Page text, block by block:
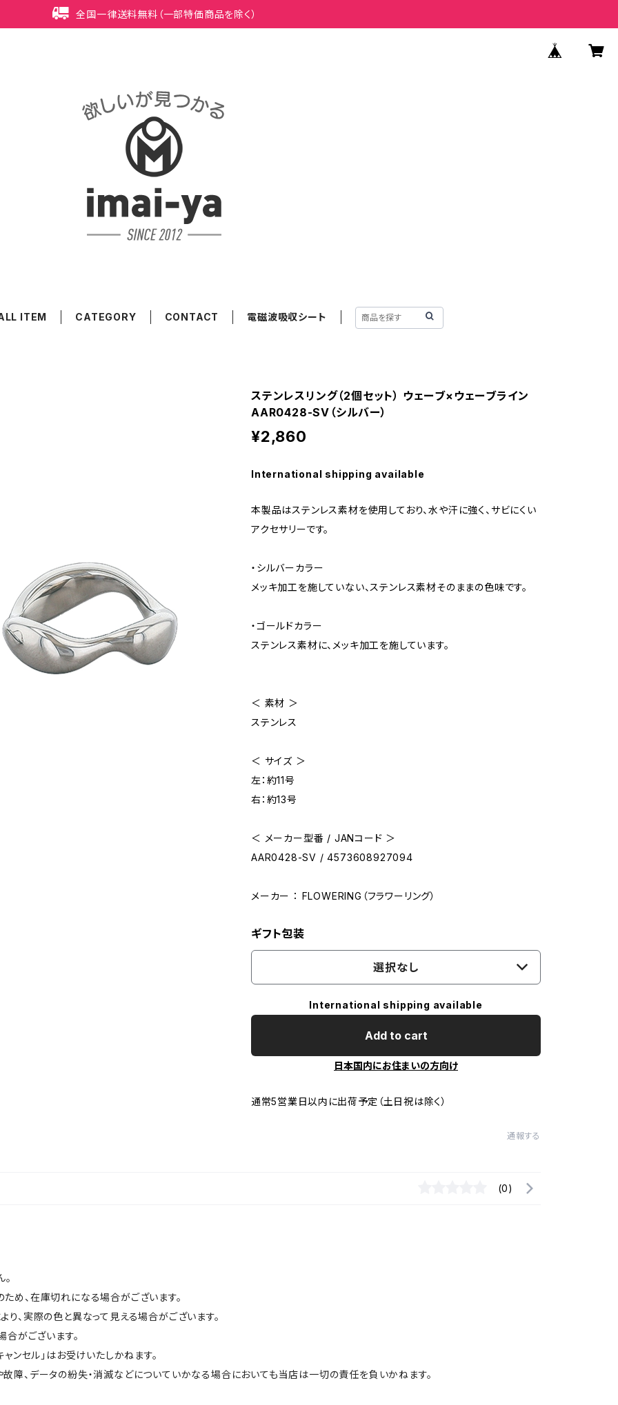
全国一律送料無料（一部特価商品を除く）
ITEM CATEGORY CONTACT 電磁波吸収シート
ステンレスリング（2個セット） ウェーブ×ウェーブライン
AAR0428-SV（シルバー）
¥2,860
International shipping available
本製品はステンレス素材を使用しており、水や汗に強く、サビにくい
アクセサリーです。
・シルバーカラー
メッキ加工を施していない、ステンレス素材そのままの色味です。
・ゴールドカラー
ステンレス素材に、メッキ加工を施しています。
＜ 素材 ＞
ステンレス
＜ サイズ ＞
左：約11号
右：約13号
＜ メーカー型番 / JANコード ＞
AAR0428-SV / 4573608927094
メーカー ： FLOWERING（フラワーリング）
ギフト包装
選択なし
International shipping available
Add to cart
日本国内にお住まいの方向け
通常5営業日以内に出荷予定（土日祝は除く）
通報する
(0)
め、在庫切れになる場合がございます。
、実際の色と異なって見える場合がございます。
合がございます。
ンセル」はお受けいたしかねます。
、データの紛失・消滅などについていかなる場合においても当店は一切の責任を負いかねます。